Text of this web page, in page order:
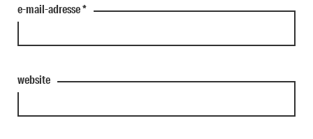
e-mail-adresse*
website